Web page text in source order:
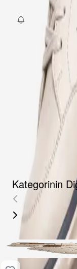
Fırsat Kombini
ÜRÜN HAKKINDA
TAKSIT SEÇENEKLERI
YORUMLAR
AKSESUARLAR
Kategorinin